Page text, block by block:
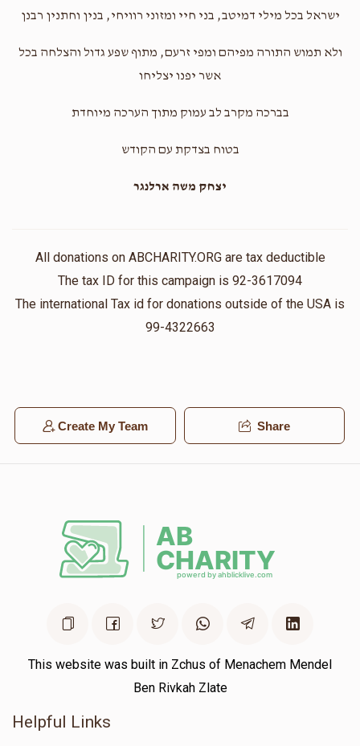
ישראל בכל מילי דמיטב, בני חיי ומזוני רוויחי, בנין וחתנין רבנן
ולא תמוש התורה מפיהם ומפי זרעם, מתוף שפע גדול והצלחה בכל
אשר יפנו יצליחו
בברכה מקרב לב עמוק מתוך הערכה מיוחדת
בטוח בצדקת עם הקודש
יצחק משה ארלנגר
All donations on ABCHARITY.ORG are tax deductible
The tax ID for this campaign is 92-3617094
The international Tax id for donations outside of the USA is
99-4322663
Create My Team Share
This website was built in Zchus of Menachem Mendel
Ben Rivkah Zlate
Helpful Links